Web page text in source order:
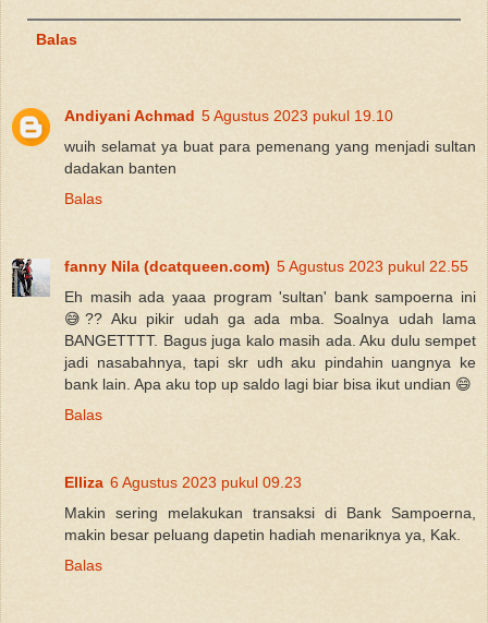
Balas
Andiyani Achmad 5 Agustus 2023 pukul 19.10
wuih selamat ya buat para pemenang yang menjadi sultan
dadakan banten
Balas
fanny Nila (dcatqueen.com) 5 Agustus 2023 pukul 22.55
Eh masih ada yaaa program 'sultan' bank sampoerna ini
😅?? Aku pikir udah ga ada mba. Soalnya udah lama
BANGETTTT. Bagus juga kalo masih ada. Aku dulu sempet
jadi nasabahnya, tapi skr udh aku pindahin uangnya ke
bank lain. Apa aku top up saldo lagi biar bisa ikut undian 😄
Balas
Elliza 6 Agustus 2023 pukul 09.23
Makin sering melakukan transaksi di Bank Sampoerna,
makin besar peluang dapetin hadiah menariknya ya, Kak.
Balas